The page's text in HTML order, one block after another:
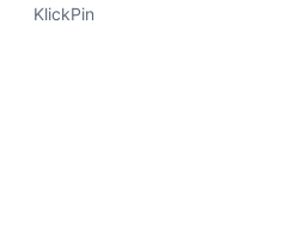
KlickPin